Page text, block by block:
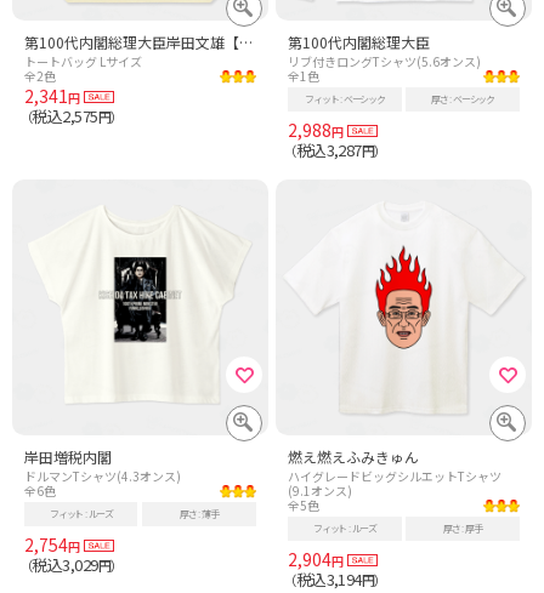
第100代内閣総理大臣岸田文雄【時事・政治】
トートバッグ Lサイズ
全2色
2,341円
（税込2,575円）
第100代内閣総理大臣
リブ付きロングTシャツ(5.6オンス)
全1色
フィット ベーシック 厚さ ベーシック
2,988円
（税込3,287円）
岸田増税内閣
ドルマンTシャツ(4.3オンス)
全6色
フィット ルーズ 厚さ 薄手
2,754円
（税込3,029円）
燃え燃えふみきゅん
ハイグレードビッグシルエットTシャツ
(9.1オンス)
全5色
フィット ルーズ 厚さ 厚手
2,904円
（税込3,194円）